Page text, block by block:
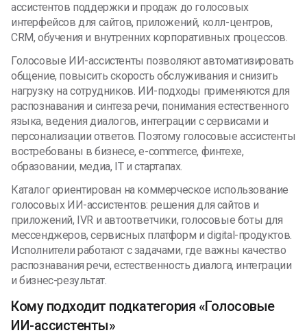
ассистентов поддержки и продаж до голосовых
интерфейсов для сайтов, приложений, колл-центров,
CRM, обучения и внутренних корпоративных процессов.
Голосовые ИИ-ассистенты позволяют автоматизировать
общение, повысить скорость обслуживания и снизить
нагрузку на сотрудников. ИИ-подходы применяются для
распознавания и синтеза речи, понимания естественного
языка, ведения диалогов, интеграции с сервисами и
персонализации ответов. Поэтому голосовые ассистенты
востребованы в бизнесе, e-commerce, финтехе,
образовании, медиа, IT и стартапах.
Каталог ориентирован на коммерческое использование
голосовых ИИ-ассистентов: решения для сайтов и
приложений, IVR и автоответчики, голосовые боты для
мессенджеров, сервисных платформ и digital-продуктов.
Исполнители работают с задачами, где важны качество
распознавания речи, естественность диалога, интеграции
и бизнес-результат.
Кому подходит подкатегория «Голосовые
ИИ-ассистенты»